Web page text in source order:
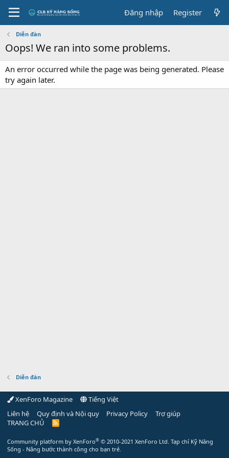
Đăng nhập Register
Diễn đàn
Oops! We ran into some problems.
An error occurred while the page was being generated. Please
try again later.
Diễn đàn
XenForo Magazine
Tiếng Việt
Liên hệ
Quy định và Nội quy Privacy Policy
Trợ giúp
TRANG CHỦ
R
Community platform by XenForo® © 2010-2021 XenForo Ltd. Tạp chí Kỹ Năng
Sống - Nâng bước thành công cho bạn trẻ.